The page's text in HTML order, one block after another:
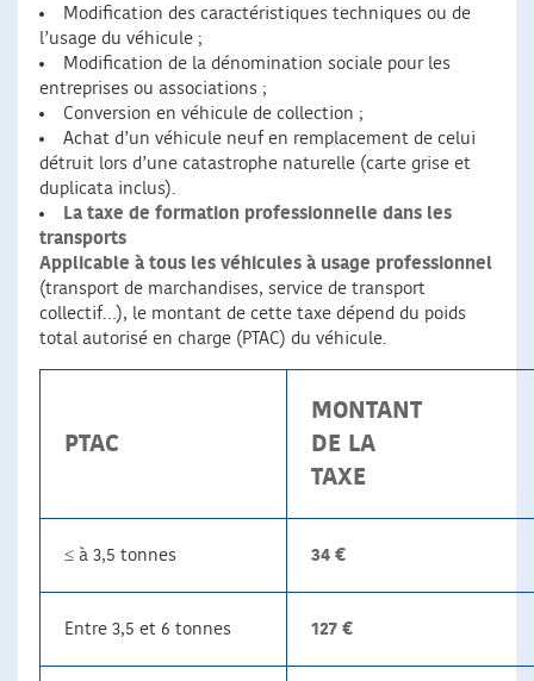
Modification des caractéristiques techniques ou de
l’usage du véhicule ;
Modification de la dénomination sociale pour les
entreprises ou associations ;
Conversion en véhicule de collection ;
Achat d’un véhicule neuf en remplacement de celui
détruit lors d’une catastrophe naturelle (carte grise et
duplicata inclus).
La taxe de formation professionnelle dans les
transports
Applicable à tous les véhicules à usage professionnel
(transport de marchandises, service de transport
collectif…), le montant de cette taxe dépend du poids
total autorisé en charge (PTAC) du véhicule.
PTAC
MONTANT
DE LA
TAXE
≤ à 3,5 tonnes 34 €
Entre 3,5 et 6 tonnes 127 €